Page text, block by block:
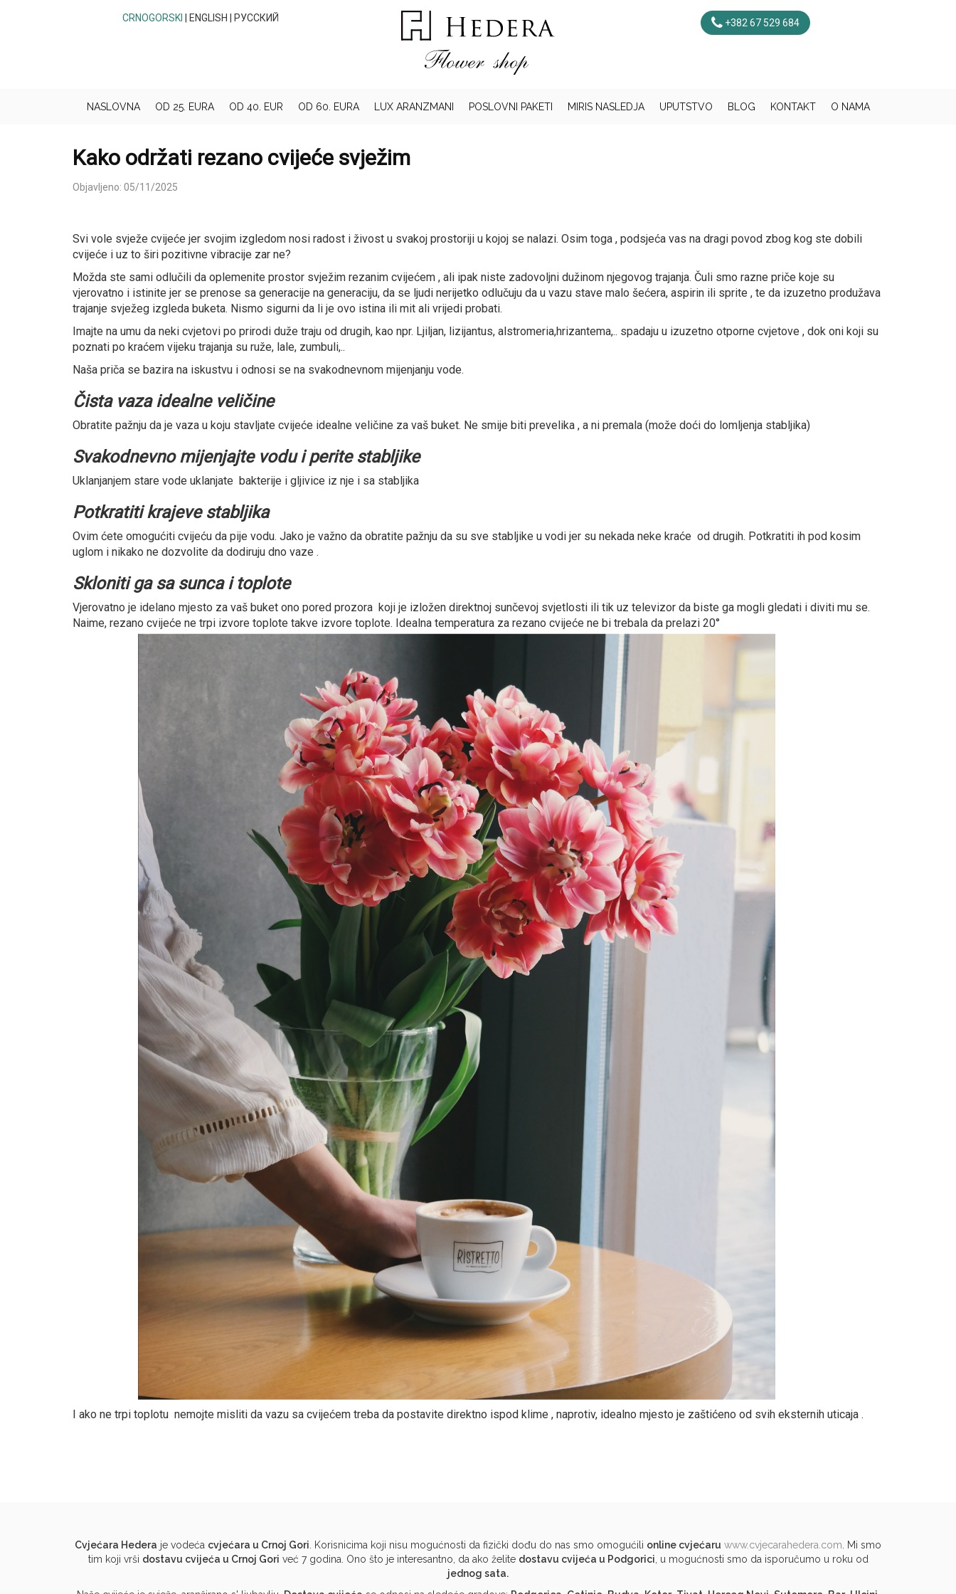
CRNOGORSKI ENGLISH РУССКИЙ +382 67 529 684
NASLOVNA OD 25. EURA OD 40. EUR OD 60. EURA LUX ARANZMANI POSLOVNI PAKETI MIRIS NASLEDJA UPUTSTVO BLOG KONTAKT O NAMA
Kako održati rezano cvijeće svježim
Objavljeno: 05/11/2025
Svi vole svježe cvijeće jer svojim izgledom nosi radost i živost u svakoj prostoriji u kojoj se nalazi. Osim toga , podsjeća vas na dragi povod zbog kog ste dobili
cvijeće i uz to širi pozitivne vibracije zar ne?
Možda ste sami odlučili da oplemenite prostor svježim rezanim cvijećem , ali ipak niste zadovoljni dužinom njegovog trajanja. Čuli smo razne priče koje su
vjerovatno i istinite jer se prenose sa generacije na generaciju, da se ljudi nerijetko odlučuju da u vazu stave malo šećera, aspirin ili sprite , te da izuzetno produžava
trajanje svježeg izgleda buketa. Nismo sigurni da li je ovo istina ili mit ali vrijedi probati.
Imajte na umu da neki cvjetovi po prirodi duže traju od drugih, kao npr. Ljiljan, lizijantus, alstromeria,hrizantema,.. spadaju u izuzetno otporne cvjetove , dok oni koji su
poznati po kraćem vijeku trajanja su ruže, lale, zumbuli,..
Naša priča se bazira na iskustvu i odnosi se na svakodnevnom mijenjanju vode.
Čista vaza idealne veličine
Obratite pažnju da je vaza u koju stavljate cvijeće idealne veličine za vaš buket. Ne smije biti prevelika , a ni premala (može doći do lomljenja stabljika)
Svakodnevno mijenjajte vodu i perite stabljike
Uklanjanjem stare vode uklanjate bakterije i gljivice iz nje i sa stabljika
Potkratiti krajeve stabljika
Ovim ćete omogućiti cvijeću da pije vodu. Jako je važno da obratite pažnju da su sve stabljike u vodi jer su nekada neke kraće od drugih. Potkratiti ih pod kosim
uglom i nikako ne dozvolite da dodiruju dno vaze .
Skloniti ga sa sunca i toplote
Vjerovatno je idelano mjesto za vaš buket ono pored prozora koji je izložen direktnoj sunčevoj svjetlosti ili tik uz televizor da biste ga mogli gledati i diviti mu se.
Naime, rezano cvijeće ne trpi izvore toplote takve izvore toplote. Idealna temperatura za rezano cvijeće ne bi trebala da prelazi 20°
I ako ne trpi toplotu nemojte misliti da vazu sa cvijećem treba da postavite direktno ispod klime , naprotiv, idealno mjesto je zaštićeno od svih eksternih uticaja .
Cvjećara Hedera je vodeća cvjećara u Crnoj Gori . Korisnicima koji nisu mogućnosti da fizički dođu do nas smo omogućili online cvjećaru www.cvjecarahedera.com . Mi smo
tim koji vrši dostavu cvijeća u Crnoj Gori već 7 godina. Ono što je interesantno, da ako želite dostavu cvijeća u Podgorici , u mogućnosti smo da isporučumo u roku od
jednog sata.